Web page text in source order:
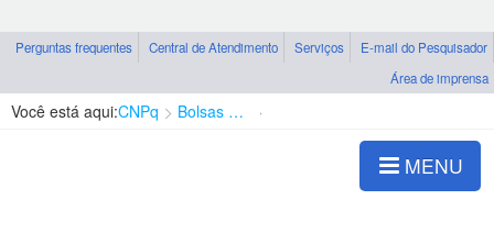
Perguntas frequentes Central de Atendimento Serviços
E-mail do Pesquisador
Área de imprensa
Você está aqui:CNPq Bolsas e Auxílios Vigentes
MENU